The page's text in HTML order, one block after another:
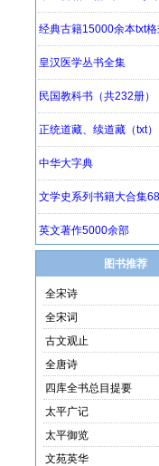
图书推荐
全宋诗
全宋词
古文观止
全唐诗
四库全书总目提要
太平广记
太平御览
文苑英华